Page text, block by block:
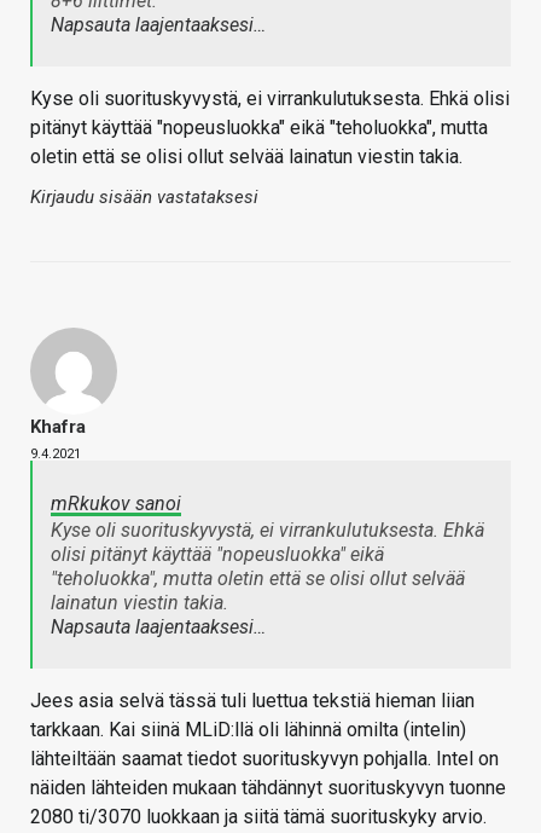
Napsauta laajentaaksesi…
Kyse oli suorituskyvystä, ei virrankulutuksesta. Ehkä olisi
pitänyt käyttää "nopeusluokka" eikä "teholuokka", mutta
oletin että se olisi ollut selvää lainatun viestin takia.
Kirjaudu sisään vastataksesi
Khafra
9.4.2021
mRkukov sanoi
Kyse oli suorituskyvystä, ei virrankulutuksesta. Ehkä
olisi pitänyt käyttää "nopeusluokka" eikä
"teholuokka", mutta oletin että se olisi ollut selvää
lainatun viestin takia.
Napsauta laajentaaksesi…
Jees asia selvä tässä tuli luettua tekstiä hieman liian
tarkkaan. Kai siinä MLiD:llä oli lähinnä omilta (intelin)
lähteiltään saamat tiedot suorituskyvyn pohjalla. Intel on
näiden lähteiden mukaan tähdännyt suorituskyvyn tuonne
2080 ti/3070 luokkaan ja siitä tämä suorituskyky arvio.